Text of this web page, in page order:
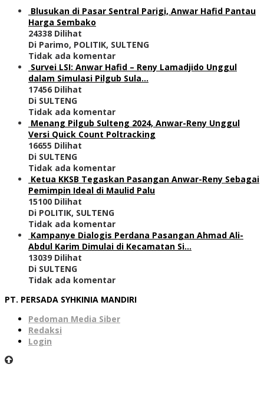
Blusukan di Pasar Sentral Parigi, Anwar Hafid Pantau
Harga Sembako
24338 Dilihat
Di Parimo, POLITIK, SULTENG
Tidak ada komentar
Survei LSI: Anwar Hafid – Reny Lamadjido Unggul
dalam Simulasi Pilgub Sula…
17456 Dilihat
Di SULTENG
Tidak ada komentar
Menang Pilgub Sulteng 2024, Anwar-Reny Unggul
Versi Quick Count Poltracking
16655 Dilihat
Di SULTENG
Tidak ada komentar
Ketua KKSB Tegaskan Pasangan Anwar-Reny Sebagai
Pemimpin Ideal di Maulid Palu
15100 Dilihat
Di POLITIK, SULTENG
Tidak ada komentar
Kampanye Dialogis Perdana Pasangan Ahmad Ali-
Abdul Karim Dimulai di Kecamatan Si…
13039 Dilihat
Di SULTENG
Tidak ada komentar
PT. PERSADA SYHKINIA MANDIRI
Pedoman Media Siber
Redaksi
Login